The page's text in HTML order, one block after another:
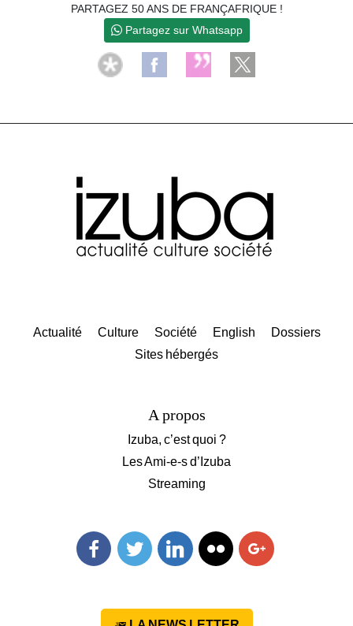
PARTAGEZ 50 ANS DE FRANÇAFRIQUE !
Partagez sur Whatsapp
Actualité Culture Société English
Dossiers
Sites hébergés
A propos
Izuba, c’est quoi ?
Les Ami-e-s d’Izuba
Streaming